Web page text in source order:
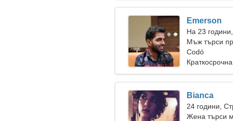
Emerson
На 23
Мъж търси
Codó
Bianca
24 години,
Жена търси